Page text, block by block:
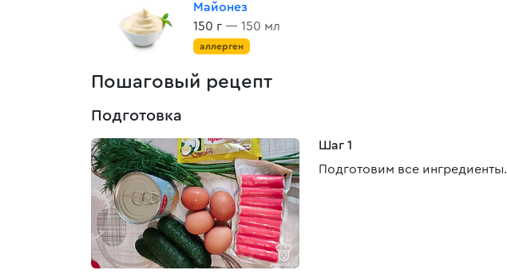
Майонез
150 г — 150 мл
аллерген
Пошаговый рецепт
Подготовка
Шаг 1
Подготовим все ингредиенты.